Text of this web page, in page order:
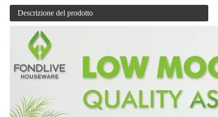
Descrizione del prodotto